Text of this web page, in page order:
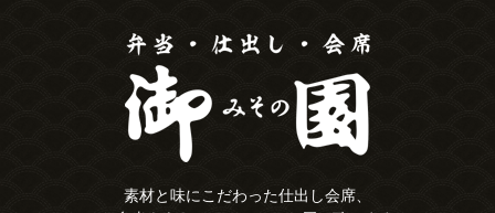
素材と味にこだわった仕出し会席、